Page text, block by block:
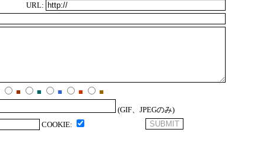
URL:
■ ■ ■ ■
■
(GIF、JPEGのみ)
COOKIE: